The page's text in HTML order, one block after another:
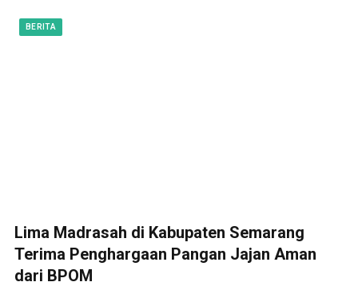
BERITA
Lima Madrasah di Kabupaten Semarang
Terima Penghargaan Pangan Jajan Aman
dari BPOM